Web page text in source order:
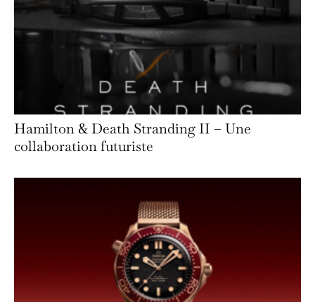
Hamilton & Death Stranding II – Une
collaboration futuriste